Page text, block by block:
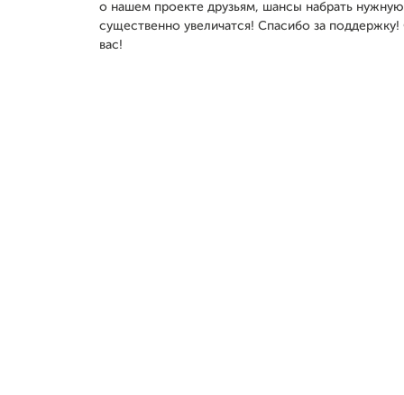
о нашем проекте друзьям, шансы набрать
существенно увеличатся! Спасибо за
вас!